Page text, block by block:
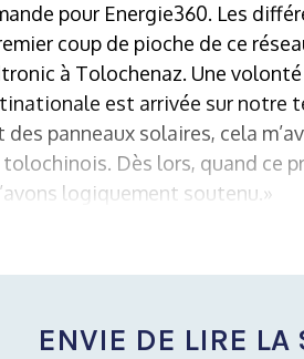
pour Energie360. Les
coup de pioche de ce
à Tolochenaz. Une
est arrivée sur notre
panneaux solaires, cela
Dès lors, quand ce
logiquement soutenu.»
ENVIE DE LIRE LA